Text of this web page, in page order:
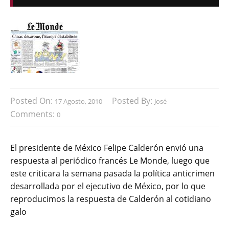
Posted On: 17 Agosto, 2010 Posted By: José
Comments: 0
El presidente de México Felipe Calderón envió una
respuesta al periódico francés Le Monde, luego que
este criticara la semana pasada la política anticrimen
desarrollada por el ejecutivo de México, por lo que
reproducimos la respuesta de Calderón al cotidiano
galo